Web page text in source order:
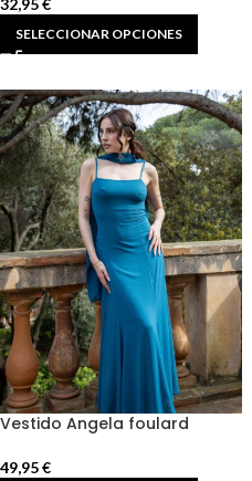
32,95€
SELECCIONAR OPCIONES
Vestido Angela foulard
49,95€